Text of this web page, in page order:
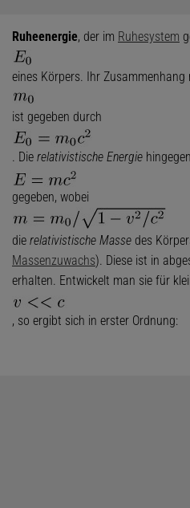
Ruheenergie, der im Ruhesystem
eines Körpers. Ihr Zusammenhang
ist gegeben durch
. Die relativistische Energie
gegeben, wobei
die relativistische Masse des
Massenzuwachs). Diese ist in
erhalten. Entwickelt man sie für
, so ergibt sich in erster Ordnung: